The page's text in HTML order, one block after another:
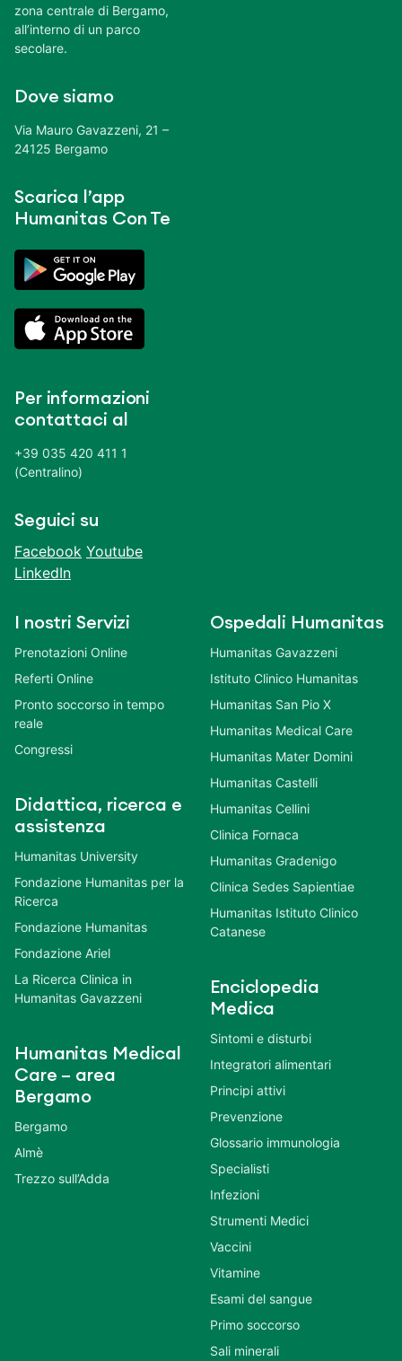
zona centrale di Bergamo,
all’interno di un parco
secolare.
Dove siamo
Via Mauro Gavazzeni, 21 –
24125 Bergamo
Scarica l’app
Humanitas Con Te
Per informazioni
contattaci al
+39 035 420 411 1
(Centralino)
Seguici su
Facebook Youtube
LinkedIn
I nostri Servizi
Prenotazioni Online
Referti Online
Pronto soccorso in tempo
reale
Congressi
Didattica, ricerca e
assistenza
Humanitas University
Fondazione Humanitas per la
Ricerca
Fondazione Humanitas
Fondazione Ariel
La Ricerca Clinica in
Humanitas Gavazzeni
Humanitas Medical
Care – area
Bergamo
Bergamo
Almè
Trezzo sull’Adda
Ospedali Humanitas
Humanitas Gavazzeni
Istituto Clinico Humanitas
Humanitas San Pio X
Humanitas Medical Care
Humanitas Mater Domini
Humanitas Castelli
Humanitas Cellini
Clinica Fornaca
Humanitas Gradenigo
Clinica Sedes Sapientiae
Humanitas Istituto Clinico
Catanese
Enciclopedia
Medica
Sintomi e disturbi
Integratori alimentari
Principi attivi
Prevenzione
Glossario immunologia
Specialisti
Infezioni
Strumenti Medici
Vaccini
Vitamine
Esami del sangue
Primo soccorso
Sali minerali